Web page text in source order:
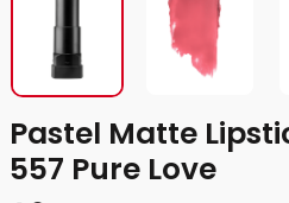
Pastel Matte
557 Pure Love